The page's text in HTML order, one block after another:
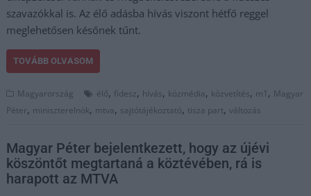
szavazókkal is. Az élő adásba hívás viszont hétfő reggel
meglehetősen későnek tűnt.
TOVÁBB OLVASOM
Magyarország élő, fidesz, hívás, közmédia, közvetítés, m1 , Magyar
Péter, miniszterelnök, mtva, sajtótájékoztató, tisza part,változás
Magyar Péter bejelentkezett, hogy az újévi
köszöntőt megtartaná a köztévében, rá is
harapott az MTVA